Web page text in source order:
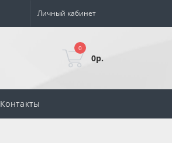
Личный кабинет
0
0р.
Контакты